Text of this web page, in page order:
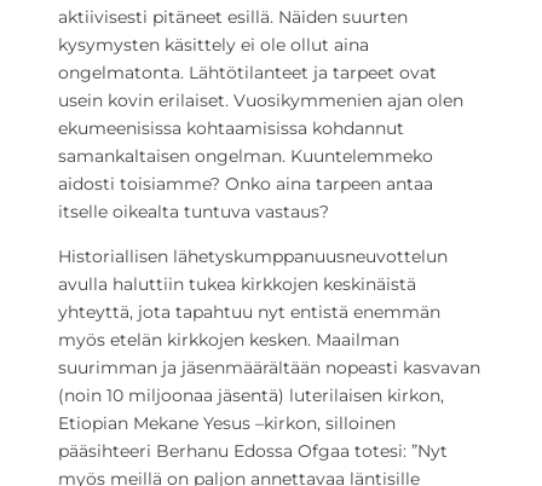
aktiivisesti pitäneet esillä. Näiden suurten
kysymysten käsittely ei ole ollut aina
ongelmatonta. Lähtötilanteet ja tarpeet ovat
usein kovin erilaiset. Vuosikymmenien ajan olen
ekumeenisissa kohtaamisissa kohdannut
samankaltaisen ongelman. Kuuntelemmeko
aidosti toisiamme? Onko aina tarpeen antaa
itselle oikealta tuntuva vastaus?
Historiallisen lähetyskumppanuusneuvottelun
avulla haluttiin tukea kirkkojen keskinäistä
yhteyttä, jota tapahtuu nyt entistä enemmän
myös etelän kirkkojen kesken. Maailman
suurimman ja jäsenmäärältään nopeasti kasvavan
(noin 10 miljoonaa jäsentä) luterilaisen kirkon,
Etiopian Mekane Yesus –kirkon, silloinen
pääsihteeri Berhanu Edossa Ofgaa totesi: ”Nyt
myös meillä on paljon annettavaa läntisille